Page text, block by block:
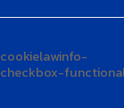
checkbox-others